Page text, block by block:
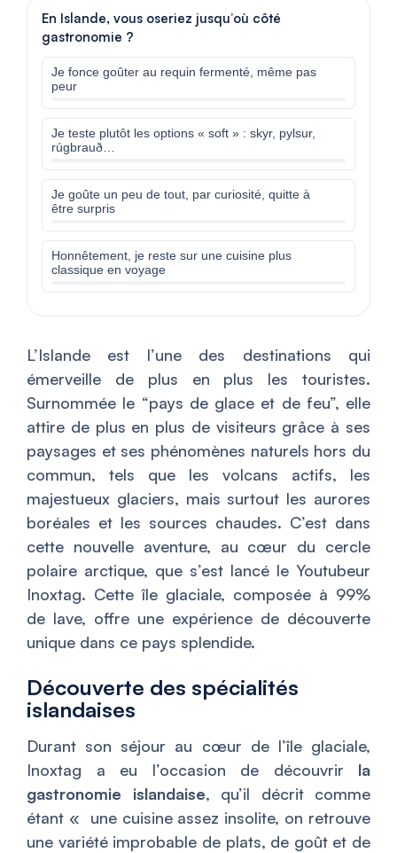
En Islande, vous oseriez jusqu’où côté
gastronomie ?
Je fonce goûter au requin fermenté, même pas
peur
Je teste plutôt les options « soft » : skyr, pylsur,
rúgbrauð…
Je goûte un peu de tout, par curiosité, quitte à
être surpris
Honnêtement, je reste sur une cuisine plus
classique en voyage
L’Islande est l’une des destinations qui
émerveille de plus en plus les touristes.
Surnommée le “pays de glace et de feu”, elle
attire de plus en plus de visiteurs grâce à ses
paysages et ses phénomènes naturels hors du
commun, tels que les volcans actifs, les
majestueux glaciers, mais surtout les aurores
boréales et les sources chaudes. C’est dans
cette nouvelle aventure, au cœur du cercle
polaire arctique, que s’est lancé le Youtubeur
Inoxtag. Cette île glaciale, composée à 99%
de lave, offre une expérience de découverte
unique dans ce pays splendide.
Découverte des spécialités
islandaises
Durant son séjour au cœur de l’île glaciale,
Inoxtag a eu l’occasion de découvrir la
gastronomie islandaise, qu’il décrit comme
étant «
une cuisine assez insolite, on retrouve
une variété improbable de plats, de goût et de